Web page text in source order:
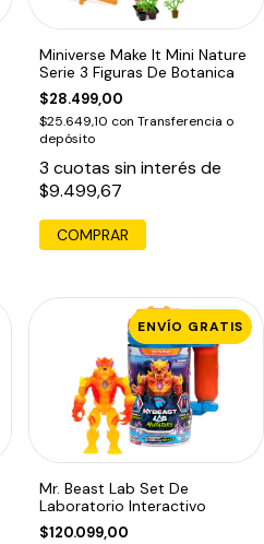
Miniverse Make It Mini Nature
Serie 3 Figuras De Botanica
$28.499,00
$25.649,10 con Transferencia o
depósito
3 cuotas sin interés de
$9.499,67
ENVÍO GRATIS
Mr. Beast Lab Set De
Laboratorio Interactivo
$120.099,00